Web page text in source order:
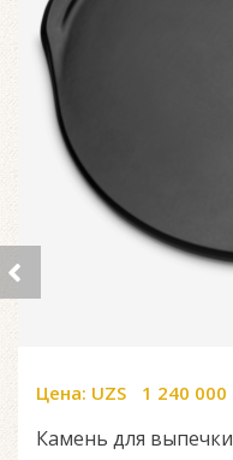
Цена: UZS 1 240 000
Камень для выпечки